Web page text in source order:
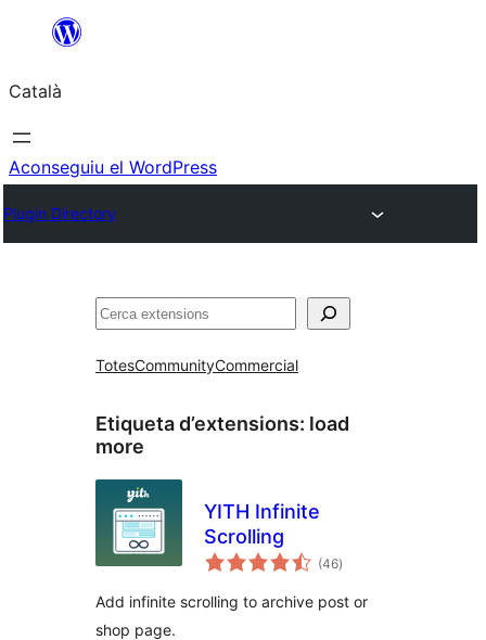
contingut
Català
Aconseguiu el WordPress
Plugin Directory
Cerca
TotesCommunityCommercial
Etiqueta d’extensions: load
more
YITH Infinite
Scrolling
(46puntuacions
totals
)
Add infinite scrolling to archive post or
shop page.